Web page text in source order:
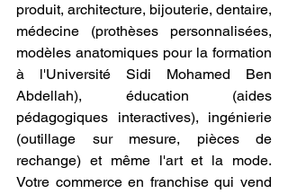
produit, architecture, bijouterie, dentaire,
médecine (prothèses personnalisées,
modèles anatomiques pour la formation
à l'Université Sidi Mohamed Ben
Abdellah), éducation (aides
pédagogiques interactives), ingénierie
(outillage sur mesure, pièces de
rechange) et même l'art et la mode.
Votre commerce en franchise qui vend